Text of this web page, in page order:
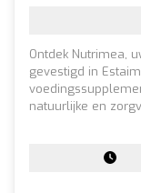
Ontdek Nutrimea,
gevestigd in
natuurlijke en